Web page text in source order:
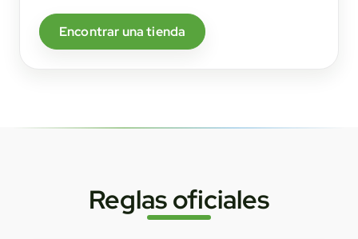
Encontrar una tienda
Reglas oficiales